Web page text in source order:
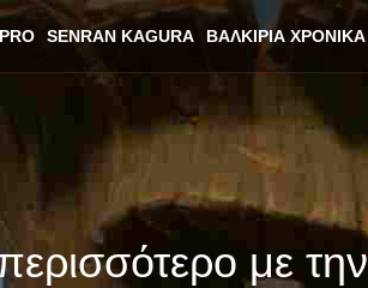
SENRAN KAGURA ΒΑΛΚΊΡΙΑ ΧΡΟΝΙΚΆ
με την